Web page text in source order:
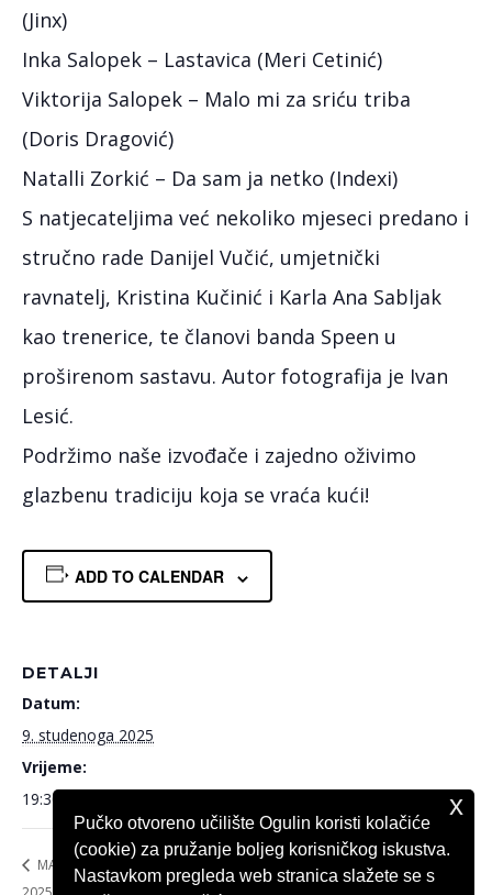
(Jinx)
Inka Salopek – Lastavica (Meri Cetinić)
Viktorija Salopek – Malo mi za sriću triba
(Doris Dragović)
Natalli Zorkić – Da sam ja netko (Indexi)
S natjecateljima već nekoliko mjeseci predano i
stručno rade Danijel Vučić, umjetnički
ravnatelj, Kristina Kučinić i Karla Ana Sabljak
kao trenerice, te članovi banda Speen u
proširenom sastavu. Autor fotografija je Ivan
Lesić.
Podržimo naše izvođače i zajedno oživimo
glazbenu tradiciju koja se vraća kući!
ADD TO CALENDAR
DETALJI
Datum:
9. studenoga 2025
Vrijeme:
19:30
MAĆI GLAS OGULINA
34. OBLJETNICA 143. BRIGADE HV
Pučko otvoreno učilište Ogulin koristi kolačiće
(cookie) za pružanje boljeg korisničkog iskustva.
Nastavkom pregleda web stranica slažete se s
x